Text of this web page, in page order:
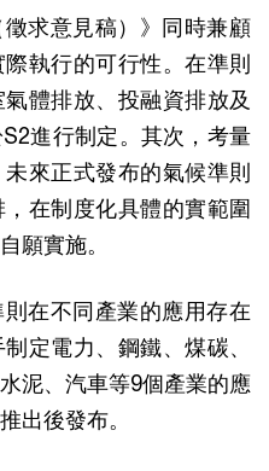
求意見稿）》同時兼顧
執行的可行性。在準則
體排放、投融資排放及
進行制定。其次，考量
來正式發布的氣候準則
在制度化具體的實範圍
願實施。
在不同產業的應用存在
定電力、鋼鐵、煤碳、
泥、汽車等9個產業的應
出後發布。